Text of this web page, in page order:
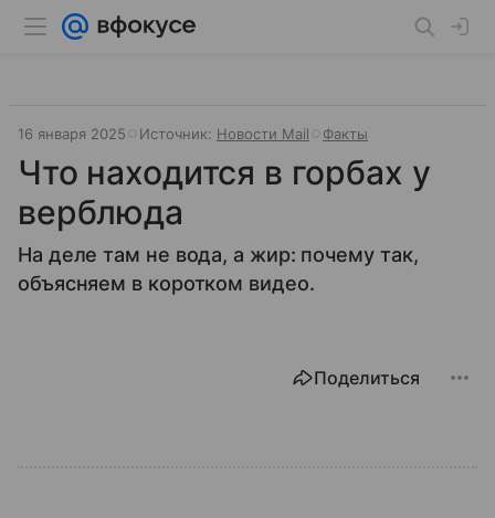
16 января 2025 Источник: Новости Mail Факты
Что находится в горбах у
верблюда
На деле там не вода, а жир: почему так,
объясняем в коротком видео.
Поделиться